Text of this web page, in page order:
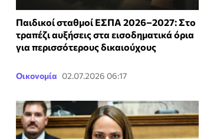
Παιδικοί σταθμοί ΕΣΠΑ 2026–2027: Στο
τραπέζι αυξήσεις στα εισοδηματικά όρια
για περισσότερους δικαιούχους
Οικονομία 02.07.2026 06:17